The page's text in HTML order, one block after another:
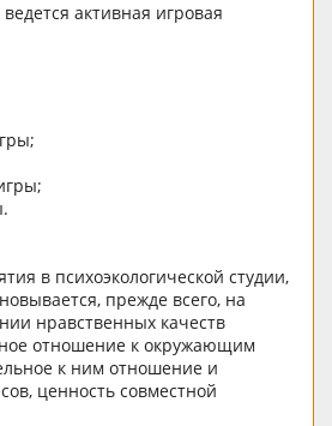
активная игровая
в психоэкологической студии,
прежде всего, на
нравственных качеств
отношение к окружающим
к ним отношение и
ценность совместной